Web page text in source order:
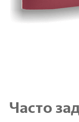
Часто